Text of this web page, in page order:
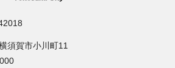
須賀市小川町11